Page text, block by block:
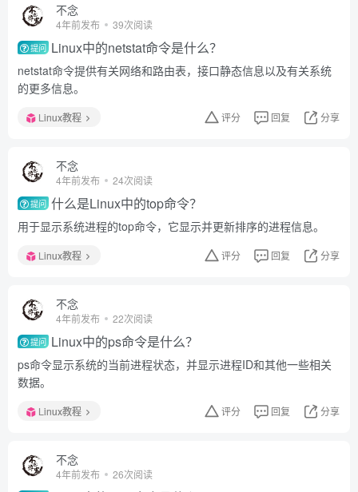
不念
4年前发布 39次阅读
提问 Linux中的netstat命令是什么？
netstat命令提供有关网络和路由表，接口静态信息以及有关系统
的更多信息。
Linux教程 评分 回复 分享
不念
4年前发布 24次阅读
提问 什么是Linux中的top命令？
用于显示系统进程的top命令，它显示并更新排序的进程信息。
Linux教程 评分 回复 分享
不念
4年前发布 22次阅读
提问 Linux中的ps命令是什么？
ps命令显示系统的当前进程状态，并显示进程ID和其他一些相关
数据。
Linux教程 评分 回复 分享
不念
4年前发布 26次阅读